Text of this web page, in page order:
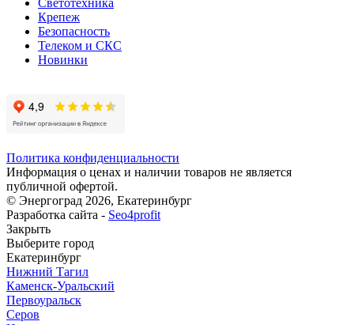
Светотехника
Крепеж
Безопасность
Телеком и СКС
Новинки
Политика конфиденциальности
Информация о ценах и наличии товаров не является
публичной офертой.
© Энергоград 2026, Екатеринбург
Разработка сайта - Seo4profit
Закрыть
Выберите город
Екатеринбург
Нижний Тагил
Каменск-Уральский
Первоуральск
Серов